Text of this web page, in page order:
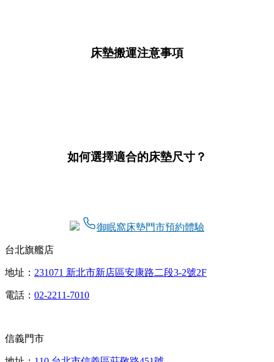
床墊搬運注意事項
如何選擇適合的床墊尺寸？
御眠窩床墊門市預約體驗
台北旗艦店
地址： 231071 新北市新店區安康路二段3-2號2F
電話： 02-2211-7010
信義門市